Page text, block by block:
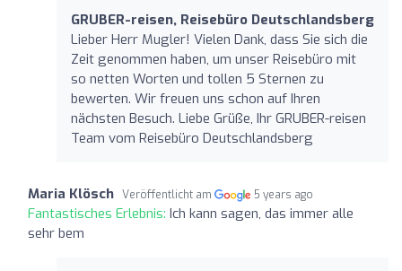
GRUBER-reisen, Reisebüro Deutschlandsberg
Lieber Herr Mugler! Vielen Dank, dass Sie sich die
Zeit genommen haben, um unser Reisebüro mit
so netten Worten und tollen 5 Sternen zu
bewerten. Wir freuen uns schon auf Ihren
nächsten Besuch. Liebe Grüße, Ihr GRUBER-reisen
Team vom Reisebüro Deutschlandsberg
Maria Klösch Veröffentlicht am 5 years ago
Fantastisches Erlebnis: Ich kann sagen, das immer alle
sehr bem